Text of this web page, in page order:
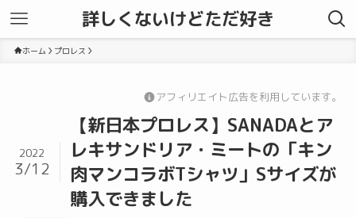
詳しくないけどただ好き
ホーム プロレス
アフィリエイト広告を利用しています。
【新日本プロレス】SANADAとア
レキサンドリア・ミートの「キン
肉マンコラボTシャツ」Sサイズが
購入できました
2022
3/12